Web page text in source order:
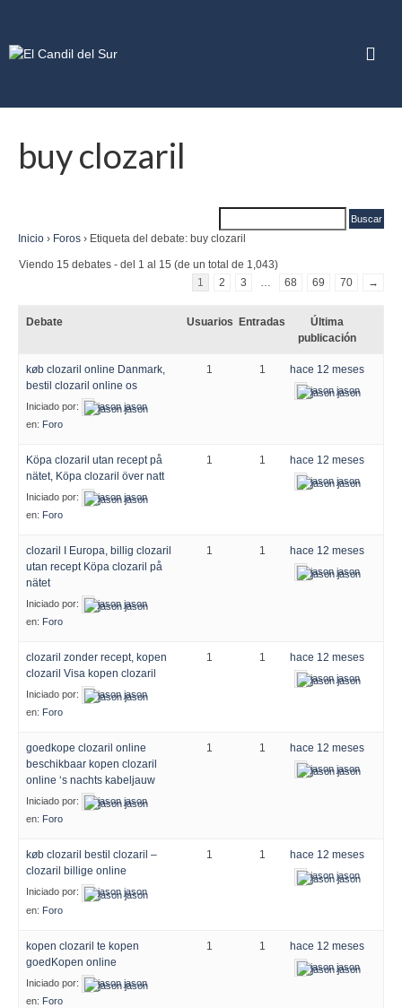
buy clozaril
Inicio › Foros › Etiqueta del debate: buy clozaril
Viendo 15 debates - del 1 al 15 (de un total de 1,043)
1
2 3 … 68 69 70 →
Debate Usuarios Entradas
Última
publicación
køb clozaril online Danmark,
bestil clozaril online os
Iniciado por:
jason jason
en: Foro
1 1 hace 12 meses
jason jason
Köpa clozaril utan recept på
nätet, Köpa clozaril över natt
Iniciado por:
jason jason
en: Foro
1 1 hace 12 meses
jason jason
clozaril I Europa, billig clozaril
utan recept Köpa clozaril på
nätet
Iniciado por:
jason jason
en: Foro
1 1 hace 12 meses
jason jason
clozaril zonder recept, kopen
clozaril Visa kopen clozaril
Iniciado por:
jason jason
en: Foro
1 1 hace 12 meses
jason jason
goedkope clozaril online
beschikbaar kopen clozaril
online ‘s nachts kabeljauw
Iniciado por:
jason jason
en: Foro
1 1 hace 12 meses
jason jason
køb clozaril bestil clozaril –
clozaril billige online
Iniciado por:
jason jason
en: Foro
1 1 hace 12 meses
jason jason
kopen clozaril te kopen
goedKopen online
Iniciado por:
jason jason
en: Foro
1 1 hace 12 meses
jason jason